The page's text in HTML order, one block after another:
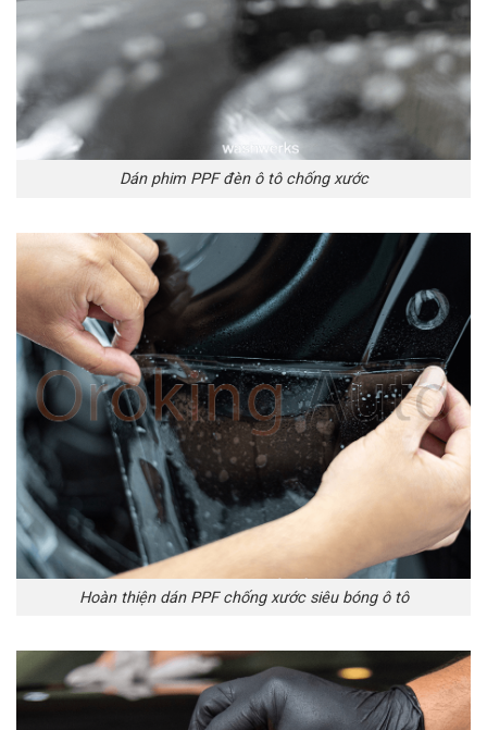
Dán phim PPF đèn ô tô chống xước
Hoàn thiện dán PPF chống xước siêu bóng ô tô